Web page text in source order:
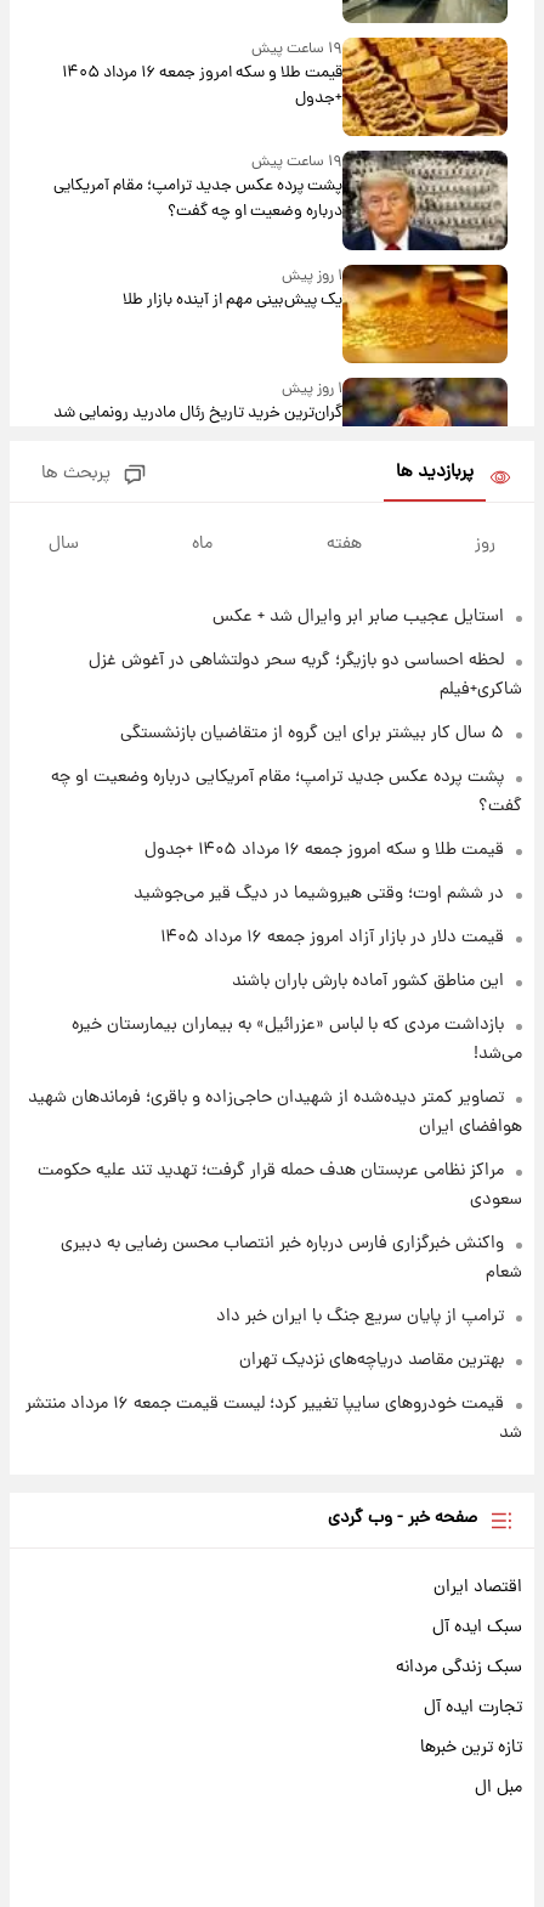
۱۹ ساعت پیش
قیمت طلا و سکه امروز جمعه ۱۶ مرداد ۱۴۰۵
+جدول
۱۹ ساعت پیش
پشت پرده عکس جدید ترامپ؛ مقام آمریکایی
درباره وضعیت او چه گفت؟
۱ روز پیش
یک پیش‌بینی مهم از آینده بازار طلا
۱ روز پیش
گران‌ترین خرید تاریخ رئال مادرید رونمایی شد
روزها پربارش‌تر خواهند بود؟
۱ روز پیش
شد؛ تیکدری، محبی و سرگیف با اعداد ویژه
۱ روز پیش
شد+فیلم
۱ روز پیش
امروز پنجشنبه ۱۵ مرداد ۱۴۰۵ +جدول
قیمت طلا و سکه امروز پنجشنبه ۱۵ مرداد ۱۴۰۵
شارژ جدید کالابرگ برای سه دهک؛ جزئیات اعلام
پربازدید ها پربحث ها
روز هفته ماه سال
استایل عجیب صابر ابر وایرال شد + عکس
لحظه احساسی دو بازیگر؛ گریه سحر دولتشاهی در آغوش غزل
شاکری+فیلم
۵ سال کار بیشتر برای این گروه از متقاضیان بازنشستگی
پشت پرده عکس جدید ترامپ؛ مقام آمریکایی درباره وضعیت او چه
گفت؟
قیمت طلا و سکه امروز جمعه ۱۶ مرداد ۱۴۰۵ +جدول
در ششم اوت؛ وقتی هیروشیما در دیگ قیر می‌جوشید
قیمت دلار در بازار آزاد امروز جمعه ۱۶ مرداد ۱۴۰۵
این مناطق کشور آماده بارش باران باشند
بازداشت مردی که با لباس «عزرائیل» به بیماران بیمارستان خیره
می‌شد!
تصاویر کمتر دیده‌شده از شهیدان حاجی‌زاده و باقری؛ فرماندهان شهید
هوافضای ایران
مراکز نظامی عربستان هدف حمله قرار گرفت؛ تهدید تند علیه حکومت
سعودی
واکنش خبرگزاری فارس درباره خبر انتصاب محسن رضایی به دبیری
شعام
ترامپ از پایان سریع جنگ با ایران خبر داد
بهترین مقاصد دریاچه‌های نزدیک تهران
قیمت خودروهای سایپا تغییر کرد؛ لیست قیمت جمعه ۱۶ مرداد منتشر
شد
صفحه خبر - وب گردی
اقتصاد ایران
سبک ایده آل
سبک زندگی مردانه
تجارت ایده آل
تازه ترین خبرها
مبل ال